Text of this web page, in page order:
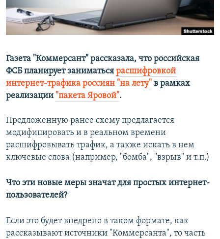
ПОБЕДИТЕЛЕЙ НЕ СУДЯТ?
КРЫМ.НЕПОКОРЕННЫЙ
УКРАИНСКАЯ ПРОБЛЕМА КРЫМА
ПРИСОЕДИНЯЙТЕСЬ!
Все сайты RFE/RL
Газета "Коммерсант" рассказала, что российская
ФСБ планирует заниматься расшифровкой
интернет-трафика россиян "на лету" в рамках
реализации "пакета Яровой".
Предложенную ранее схему предлагается
модифицировать и в реальном времени
расшифровывать трафик, а также искать в нем
ключевые слова (например, "бомба", "взрыв" и т.п.)
Что эти новые меры значат для простых интернет-
пользователей?
Если это будет внедрено в таком формате, как
рассказывают источники "Коммерсанта", то часть